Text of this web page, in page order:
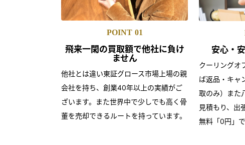
POINT 01
飛来一閑の買取額で他社に負け
ません
他社とは違い東証グロース市場上場の親
会社を持ち、創業40年以上の実績がご
ざいます。また世界中で少しでも高く骨
董を売却できるルートを持っています。
安心・
クーリングオ
ば返品・キャ
取のみ）また
見積もり、出
無料「0円」で